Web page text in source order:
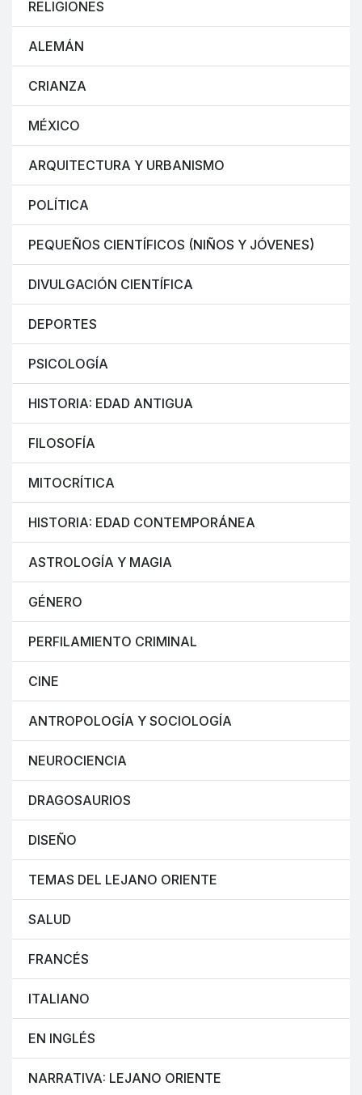
RELIGIONES
ALEMÁN
CRIANZA
MÉXICO
ARQUITECTURA Y URBANISMO
POLÍTICA
PEQUEÑOS CIENTÍFICOS (NIÑOS Y JÓVENES)
DIVULGACIÓN CIENTÍFICA
DEPORTES
PSICOLOGÍA
HISTORIA: EDAD ANTIGUA
FILOSOFÍA
MITOCRÍTICA
HISTORIA: EDAD CONTEMPORÁNEA
ASTROLOGÍA Y MAGIA
GÉNERO
PERFILAMIENTO CRIMINAL
CINE
ANTROPOLOGÍA Y SOCIOLOGÍA
NEUROCIENCIA
DRAGOSAURIOS
DISEÑO
TEMAS DEL LEJANO ORIENTE
SALUD
FRANCÉS
ITALIANO
EN INGLÉS
NARRATIVA: LEJANO ORIENTE